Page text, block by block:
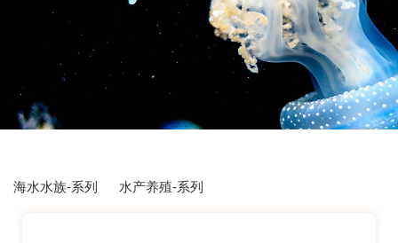
海水水族-系列 水产养殖-系列